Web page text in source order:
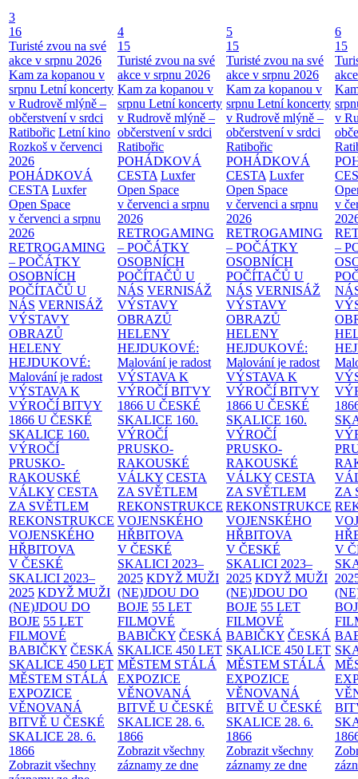
3
16
Turisté zvou na své
akce v srpnu 2026
Kam za kopanou v
srpnu Letní koncerty
v Rudrově mlýně –
občerstvení v srdci
Ratibořic Letní kino
Rozkoš v červenci
2026
POHÁDKOVÁ
CESTA Luxfer
Open Space
v červenci a srpnu
2026
RETROGAMING
– POČÁTKY
OSOBNÍCH
POČÍTAČŮ U
NÁS VERNISÁŽ
VÝSTAVY
OBRAZŮ
HELENY
HEJDUKOVÉ:
Malování je radost
VÝSTAVA K
VÝROČÍ BITVY
1866 U ČESKÉ
SKALICE 160.
VÝROČÍ
PRUSKO-
RAKOUSKÉ
VÁLKY CESTA
ZA SVĚTLEM
REKONSTRUKCE
VOJENSKÉHO
HŘBITOVA
V ČESKÉ
SKALICI 2023–
2025 KDYŽ MUŽI
(NE)JDOU DO
BOJE 55 LET
FILMOVÉ
BABIČKY ČESKÁ
SKALICE 450 LET
MĚSTEM STÁLÁ
EXPOZICE
VĚNOVANÁ
BITVĚ U ČESKÉ
SKALICE 28. 6.
1866
Zobrazit všechny
4
15
Turisté zvou na své
akce v srpnu 2026
Kam za kopanou v
srpnu Letní koncerty
v Rudrově mlýně –
občerstvení v srdci
Ratibořic
POHÁDKOVÁ
CESTA Luxfer
Open Space
v červenci a srpnu
2026
RETROGAMING
– POČÁTKY
OSOBNÍCH
POČÍTAČŮ U
NÁS VERNISÁŽ
VÝSTAVY
OBRAZŮ
HELENY
HEJDUKOVÉ:
Malování je radost
VÝSTAVA K
VÝROČÍ BITVY
1866 U ČESKÉ
SKALICE 160.
VÝROČÍ
PRUSKO-
RAKOUSKÉ
VÁLKY CESTA
ZA SVĚTLEM
REKONSTRUKCE
VOJENSKÉHO
HŘBITOVA
V ČESKÉ
SKALICI 2023–
2025 KDYŽ MUŽI
(NE)JDOU DO
BOJE 55 LET
FILMOVÉ
BABIČKY ČESKÁ
SKALICE 450 LET
MĚSTEM STÁLÁ
EXPOZICE
VĚNOVANÁ
BITVĚ U ČESKÉ
SKALICE 28. 6.
1866
Zobrazit všechny
záznamy ze dne
5
15
Turisté zvou na své
akce v srpnu 2026
Kam za kopanou v
srpnu Letní koncerty
v Rudrově mlýně –
občerstvení v srdci
Ratibořic
POHÁDKOVÁ
CESTA Luxfer
Open Space
v červenci a srpnu
2026
RETROGAMING
– POČÁTKY
OSOBNÍCH
POČÍTAČŮ U
NÁS VERNISÁŽ
VÝSTAVY
OBRAZŮ
HELENY
HEJDUKOVÉ:
Malování je radost
VÝSTAVA K
VÝROČÍ BITVY
1866 U ČESKÉ
SKALICE 160.
VÝROČÍ
PRUSKO-
RAKOUSKÉ
VÁLKY CESTA
ZA SVĚTLEM
REKONSTRUKCE
VOJENSKÉHO
HŘBITOVA
V ČESKÉ
SKALICI 2023–
2025 KDYŽ MUŽI
(NE)JDOU DO
BOJE 55 LET
FILMOVÉ
BABIČKY ČESKÁ
SKALICE 450 LET
MĚSTEM STÁLÁ
EXPOZICE
VĚNOVANÁ
BITVĚ U ČESKÉ
SKALICE 28. 6.
1866
Zobrazit všechny
záznamy ze dne
6
15
v
v
–
ZA
V